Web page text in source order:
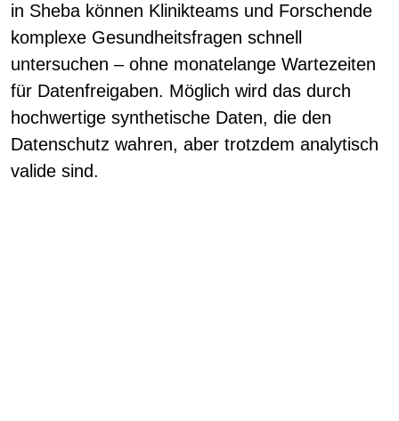
in Sheba können Klinikteams und Forschende
komplexe Gesundheitsfragen schnell
untersuchen – ohne monatelange Wartezeiten
für Datenfreigaben. Möglich wird das durch
hochwertige synthetische Daten, die den
Datenschutz wahren, aber trotzdem analytisch
valide sind.